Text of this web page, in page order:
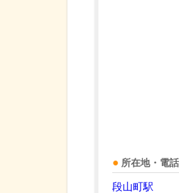
所在地・電
段山町駅